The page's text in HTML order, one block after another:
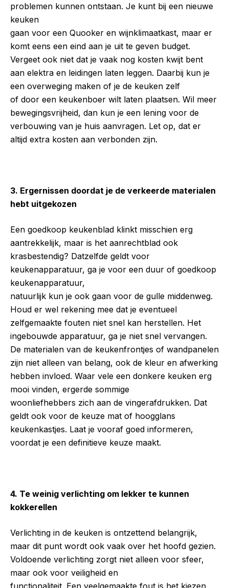
problemen kunnen ontstaan. Je kunt bij een nieuwe
keuken
gaan voor een Quooker en wijnklimaatkast, maar er
komt eens een eind aan je uit te geven budget.
Vergeet ook niet dat je vaak nog kosten kwijt bent
aan elektra en leidingen laten leggen. Daarbij kun je
een overweging maken of je de keuken zelf
of door een keukenboer wilt laten plaatsen. Wil meer
bewegingsvrijheid, dan kun je een lening voor de
verbouwing van je huis aanvragen. Let op, dat er
altijd extra kosten aan verbonden zijn.
3. Ergernissen doordat je de verkeerde materialen
hebt uitgekozen
Een goedkoop keukenblad klinkt misschien erg
aantrekkelijk, maar is het aanrechtblad ook
krasbestendig? Datzelfde geldt voor
keukenapparatuur, ga je voor een duur of goedkoop
keukenapparatuur,
natuurlijk kun je ook gaan voor de gulle middenweg.
Houd er wel rekening mee dat je eventueel
zelfgemaakte fouten niet snel kan herstellen. Het
ingebouwde apparatuur, ga je niet snel vervangen.
De materialen van de keukenfrontjes of wandpanelen
zijn niet alleen van belang, ook de kleur en afwerking
hebben invloed. Waar vele een donkere keuken erg
mooi vinden, ergerde sommige
woonliefhebbers zich aan de vingerafdrukken. Dat
geldt ook voor de keuze mat of hoogglans
keukenkastjes. Laat je vooraf goed informeren,
voordat je een definitieve keuze maakt.
4. Te weinig verlichting om lekker te kunnen
kokkerellen
Verlichting in de keuken is ontzettend belangrijk,
maar dit punt wordt ook vaak over het hoofd gezien.
Voldoende verlichting zorgt niet alleen voor sfeer,
maar ook voor veiligheid en
functionaliteit. Een veelgemaakte fout is het kiezen